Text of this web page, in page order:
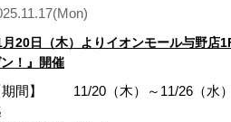
月20日（木）よりイオンモール与野
！』開催
期間】 11/20（木）～11/26（水